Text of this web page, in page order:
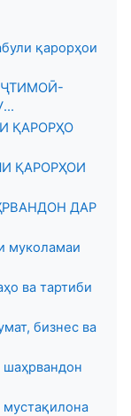
қарорҳои
ҚАРОРҲО
ҚАРОРҲОИ
ДАР
муколамаи
ва тартиби
бизнес ва